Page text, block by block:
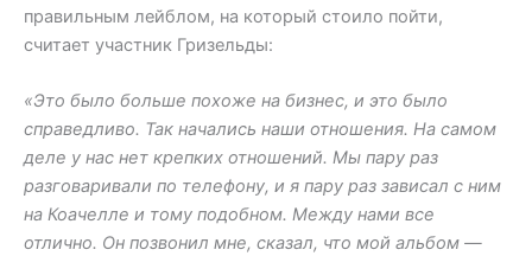
правильным лейблом, на который стоило пойти,
считает участник Гризельды:
«Это было больше похоже на бизнес, и это было
справедливо. Так начались наши отношения. На самом
деле у нас нет крепких отношений. Мы пару раз
разговаривали по телефону, и я пару раз зависал с ним
на Коачелле и тому подобном. Между нами все
отлично. Он позвонил мне, сказал, что мой альбом —